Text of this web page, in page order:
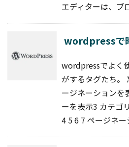
エディターは、ブ
wordpressで
wordpressでよく
がするタグたち。
ージネーション
ーを表示3 カテゴ
4 5 6 7 ページネー